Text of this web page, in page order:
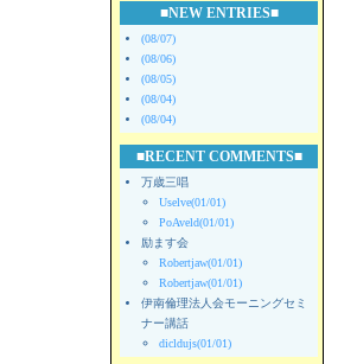
■NEW ENTRIES■
(08/07)
(08/06)
(08/05)
(08/04)
(08/04)
■RECENT COMMENTS■
万歳三唱
Uselve(01/01)
PoAveld(01/01)
励ます会
Robertjaw(01/01)
Robertjaw(01/01)
伊南倫理法人会モーニングセミ
ナー講話
dicldujs(01/01)